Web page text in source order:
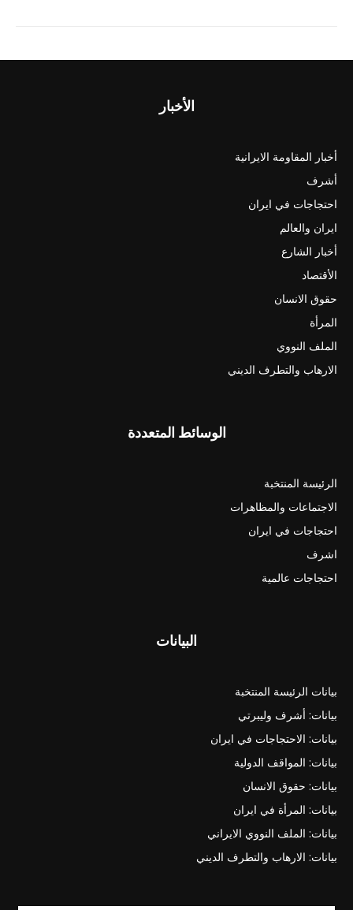
الأخبار
أخبار المقاومة الايرانية
أشرف
احتجاجات في ايران
ايران والعالم
أخبار الشارع
الأقتصاد
حقوق الانسان
المرأة
الملف النووي
الارهاب والتطرف الديني
الوسائط المتعددة
الرئيسة المنتخبة
الاجتماعات والمظاهرات
احتجاجات في ايران
اشرف
احتجاجات عالمية
البيانات
بيانات الرئيسة المنتخبة
بيانات: أشرف وليبرتي
بيانات: الاحتجاجات في ايران
بيانات: المواقف الدولية
بيانات: حقوق الانسان
بيانات: المرأة في ايران
بيانات: الملف النووي الايراني
بيانات: الارهاب والتطرف الديني